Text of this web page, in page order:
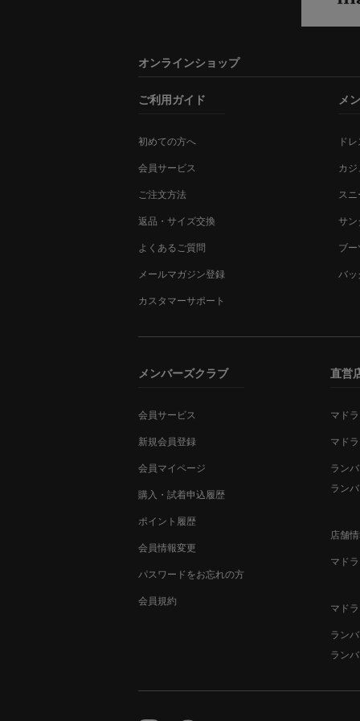
オンラインショップ
ご利用ガイド
初めての方へ
会員サービス
ご注文方法
返品・サイズ交換
よくあるご質問
メールマガジン登録
カスタマーサポート
メ
ド
カ
ス
サン
ブー
バ
メンバーズクラブ
会員サービス
新規会員登録
会員マイページ
購入・試着申込履歴
ポイント履歴
会員情報変更
パスワードをお忘れの方
会員規約
直営
マド
マド
ラン
ラン
店舗
マド
マド
ラン
ラン